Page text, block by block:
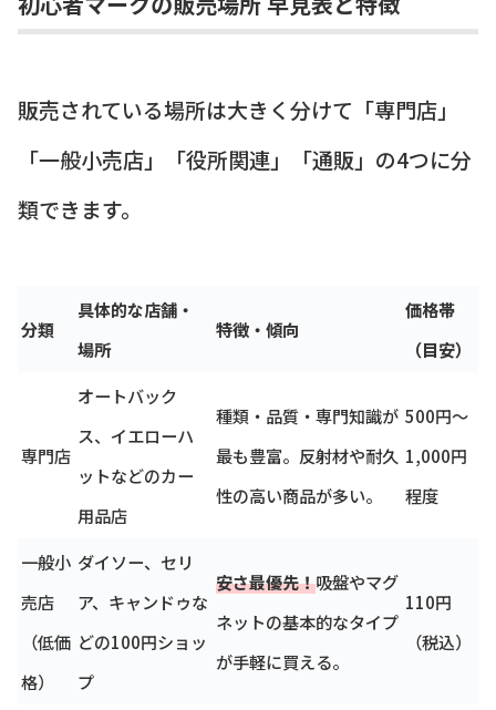
販売されている場所は大きく分けて「専門店」
「一般小売店」「役所関連」「通販」の4つに分
類できます。
分類
具体的な店舗・
場所
特徴・傾向
価格帯
（目安）
専門店
オートバック
ス、イエローハ
ットなどのカー
用品店
種類・品質・専門知識が
最も豊富。反射材や耐久
性の高い商品が多い。
500円～
1,000円
程度
一般小
売店
（低価
格）
ダイソー、セリ
ア、キャンドゥな
どの100円ショッ
プ
安さ最優先！吸盤やマグ
ネットの基本的なタイプ
が手軽に買える。
110円
（税込）